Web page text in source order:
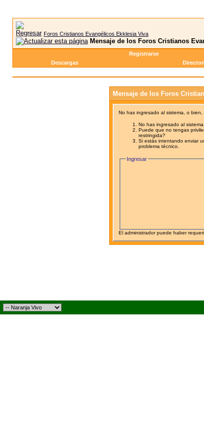
Foros Cristianos Evangélicos Ekklesia Viva
Mensaje de los Foros Cristianos
Registrarse
Descargas
Mensaje de los Foros
No has ingresado al sistema, o
No has ingresado al
Puede que no tengas
restringida?
Si estás intentando enviar
problema técnico.
Ingresar
El administrador puede haber